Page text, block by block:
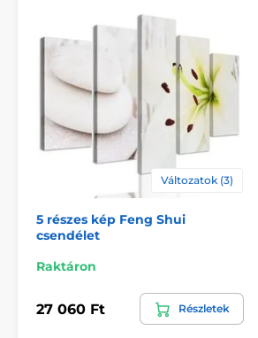
Biztonságos csomagolás
Fontos számunkra, hogy a
kép biztonságosan házhoz
minőségellenőrzés után vastag
Változatok (3)
5 részes kép Feng Shui
csendélet
Raktáron
27 060 Ft Részletek